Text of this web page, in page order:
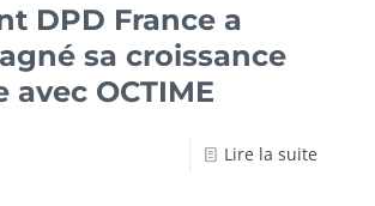
DPD France a
sa croissance
OCTIME
Lire la suite